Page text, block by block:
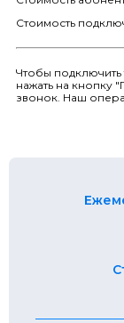
Стоимость
Чтобы
нажать на кнопку
звонок. Наш